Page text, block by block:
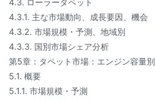
4.3. ローラータペット
4.3.1. 主な市場動向、成長要因、機会
4.3.2. 市場規模・予測、地域別
4.3.3. 国別市場シェア分析
第5章：タペット市場：エンジン容量別
5.1. 概要
5.1.1. 市場規模・予測